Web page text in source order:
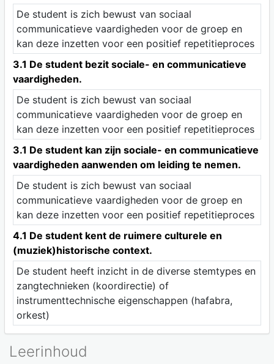
De student is zich bewust van sociaal
communicatieve vaardigheden voor de groep en
kan deze inzetten voor een positief repetitieproces
3.1 De student bezit sociale- en communicatieve
vaardigheden.
De student is zich bewust van sociaal
communicatieve vaardigheden voor de groep en
kan deze inzetten voor een positief repetitieproces
3.1 De student kan zijn sociale- en communicatieve
vaardigheden aanwenden om leiding te nemen.
De student is zich bewust van sociaal
communicatieve vaardigheden voor de groep en
kan deze inzetten voor een positief repetitieproces
4.1 De student kent de ruimere culturele en
(muziek)historische context.
De student heeft inzicht in de diverse stemtypes en
zangtechnieken (koordirectie) of
instrumenttechnische eigenschappen (hafabra,
orkest)
Leerinhoud